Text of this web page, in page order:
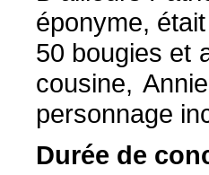
éponyme,
50 bougies et
cousine,
personnage
Durée de